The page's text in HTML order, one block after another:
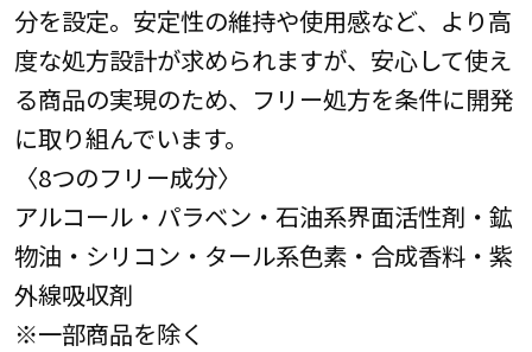
分を設定。安定性の維持や使用感など、より高
度な処方設計が求められますが、安心して使え
る商品の実現のため、フリー処方を条件に開発
に取り組んでいます。
〈8つのフリー成分〉
アルコール・パラベン・石油系界面活性剤・鉱
物油・シリコン・タール系色素・合成香料・紫
外線吸収剤
※一部商品を除く